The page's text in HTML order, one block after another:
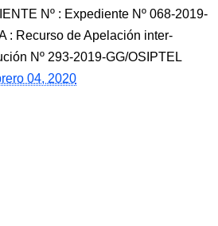
Nº : Expediente Nº 068-2019-
: Recurso de Apelación inter-
Nº 293-2019-GG/OSIPTEL
04, 2020